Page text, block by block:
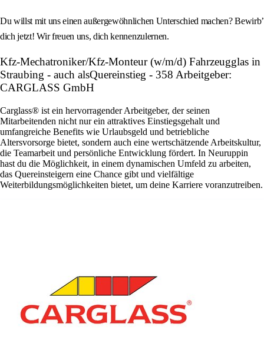
Du willst mit uns einen außergewöhnlichen Unterschied machen? Bewirb’
dich jetzt! Wir freuen uns, dich kennenzulernen.
Kfz-Mechatroniker/Kfz-Monteur (w/m/d) Fahrzeugglas in
Straubing - auch alsQuereinstieg - 358 Arbeitgeber:
CARGLASS GmbH
Carglass® ist ein hervorragender Arbeitgeber, der seinen
Mitarbeitenden nicht nur ein attraktives Einstiegsgehalt und
umfangreiche Benefits wie Urlaubsgeld und betriebliche
Altersvorsorge bietet, sondern auch eine wertschätzende Arbeitskultur,
die Teamarbeit und persönliche Entwicklung fördert. In Neuruppin
hast du die Möglichkeit, in einem dynamischen Umfeld zu arbeiten,
das Quereinsteigern eine Chance gibt und vielfältige
Weiterbildungsmöglichkeiten bietet, um deine Karriere voranzutreiben.